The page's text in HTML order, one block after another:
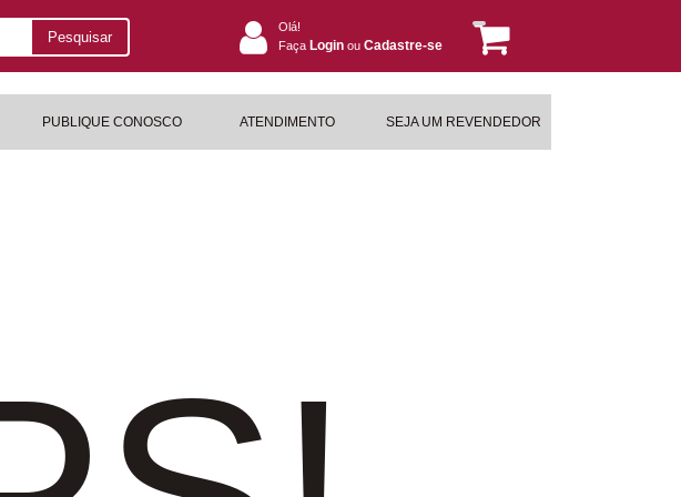
Pesquisar
Olá!
Faça Login ou Cadastre-se
PUBLIQUE CONOSCO ATENDIMENTO SEJA UM REVENDEDOR